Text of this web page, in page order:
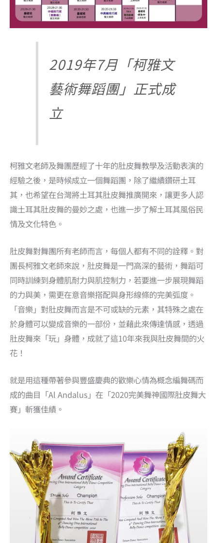
2019年7月「柯雅文
藝術舞蹈團」正式成
立
柯雅文老師及舞團歷經了十年的肚皮舞教學及活動表演的
經驗之後，是時候成立一個舞蹈團，除了繼續鑽研土耳
其，也希望在台灣將土耳其肚皮舞推廣開來，讓更多人認
識土耳其肚皮舞的曼妙之處，也進一步了解土耳其風俗民
情及文化特色。
肚皮舞對舞團所有老師而言，每個人都有不同的詮釋。對
團長柯雅文老師來說，肚皮舞是一門高深的藝術，舞蹈可
同時訓練到身體肌耐力與肌控制力，若要進一步展現舞蹈
的力與美，需更在意音樂搭配與身形線條的完美弧度。
「音樂」對肚皮舞而言是不可或缺的元素，其特殊之處在
於身體可以變成音樂的一部份，並藉此來傳達情感，透過
肚皮舞來「玩」身體，成就了這10年來我與肚皮舞間的火
花！
就是用這種帶著參與豐盛慶典的歡樂心情為概念編舞碼而
成的曲目「Al Andalus」在「2020完美舞神國際肚皮舞大
賽」斬獲佳績。